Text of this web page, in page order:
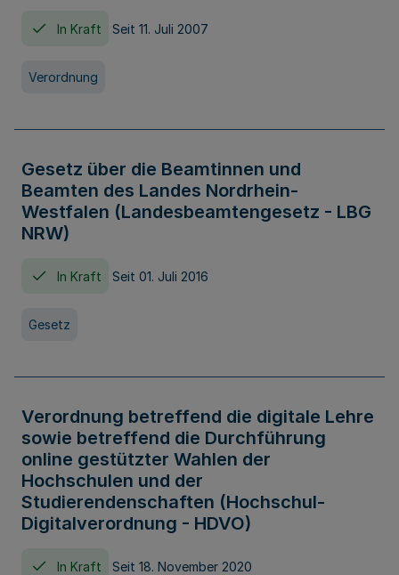
In Kraft Seit 11. Juli 2007
Verordnung
Gesetz über die Beamtinnen und
Beamten des Landes Nordrhein-
Westfalen (Landesbeamtengesetz - LBG
NRW)
In Kraft Seit 01. Juli 2016
Gesetz
Verordnung betreffend die digitale Lehre
sowie betreffend die Durchführung
online gestützter Wahlen der
Hochschulen und der
Studierendenschaften (Hochschul-
Digitalverordnung - HDVO)
In Kraft Seit 18. November 2020